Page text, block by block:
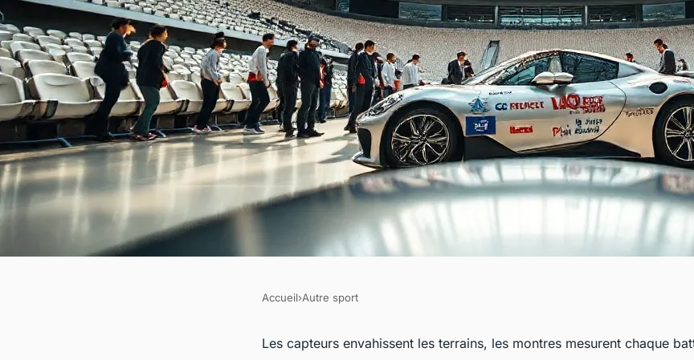
Accueil›Autre sport
Les capteurs envahissent les terrains, les montres mesurent chaque